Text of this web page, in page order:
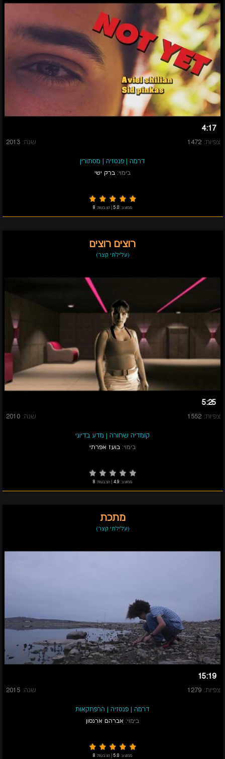
4:17
צפיות: 1472 שנה: 2013
דרמה | פנטזיה | מסתורין
בימוי: ברק ישי
ממוצע: 5.0 הצבעות: 8
רוצים רוצים
(עלילתי קצר)
5:25
צפיות: 1552 שנה: 2010
קומדיה שחורה | מדע בדיוני
בימוי: בועז אפרתי
ממוצע: 4.9 הצבעות: 8
מתכת
(עלילתי קצר)
15:19
צפיות: 1279 שנה: 2015
דרמה | פנטזיה | הרפתקאות
בימוי: אברהם ארנסון
ממוצע: 5.0 הצבעות: 8